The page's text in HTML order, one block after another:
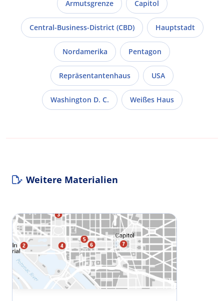
Armutsgrenze Capitol
Central-Business-District (CBD) Hauptstadt
Nordamerika Pentagon
Repräsentantenhaus USA
Washington D. C. Weißes Haus
Weitere Materialien